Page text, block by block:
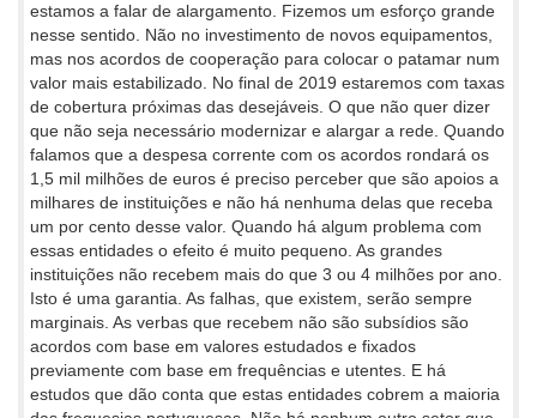
estamos a falar de alargamento. Fizemos um esforço grande
nesse sentido. Não no investimento de novos equipamentos,
mas nos acordos de cooperação para colocar o patamar num
valor mais estabilizado. No final de 2019 estaremos com taxas
de cobertura próximas das desejáveis. O que não quer dizer
que não seja necessário modernizar e alargar a rede. Quando
falamos que a despesa corrente com os acordos rondará os
1,5 mil milhões de euros é preciso perceber que são apoios a
milhares de instituições e não há nenhuma delas que receba
um por cento desse valor. Quando há algum problema com
essas entidades o efeito é muito pequeno. As grandes
instituições não recebem mais do que 3 ou 4 milhões por ano.
Isto é uma garantia. As falhas, que existem, serão sempre
marginais. As verbas que recebem não são subsídios são
acordos com base em valores estudados e fixados
previamente com base em frequências e utentes. E há
estudos que dão conta que estas entidades cobrem a maioria